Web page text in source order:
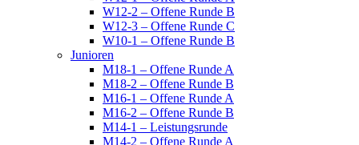
W12-2 – Offene Runde B
W12-3 – Offene Runde C
W10-1 – Offene Runde B
Junioren
M18-1 – Offene Runde A
M18-2 – Offene Runde B
M16-1 – Offene Runde A
M16-2 – Offene Runde B
M14-1 – Leistungsrunde
M14-2 – Offene Runde A